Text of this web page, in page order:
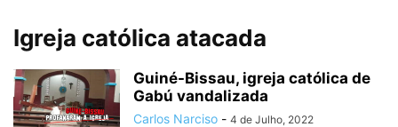
Igreja católica atacada
Guiné-Bissau, igreja católica de
Gabú vandalizada
Carlos Narciso - 4 de Julho, 2022